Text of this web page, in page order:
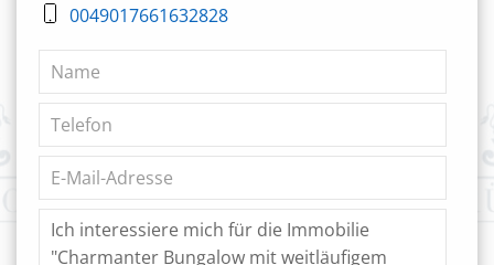
0049017661632828